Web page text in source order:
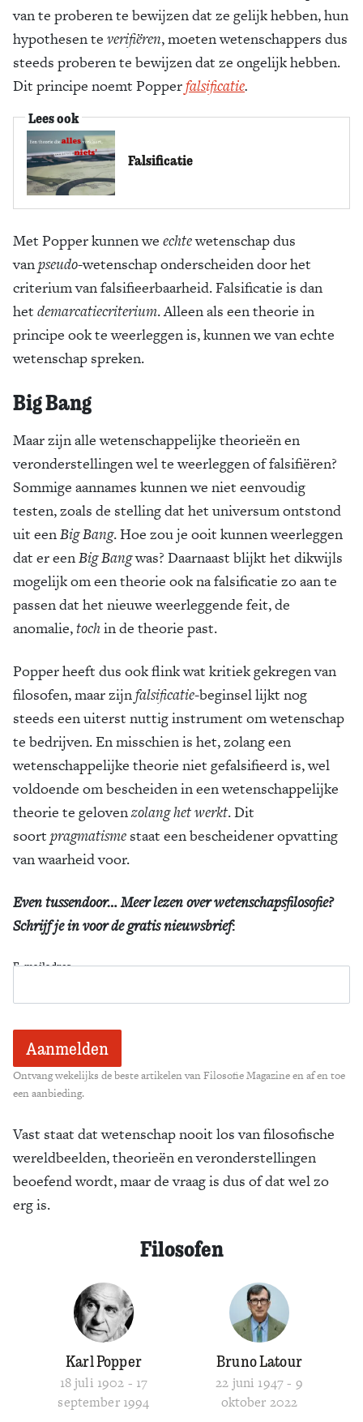
van te proberen te bewijzen dat ze gelijk hebben, hun
hypothesen te verifiëren, moeten wetenschappers dus
steeds proberen te bewijzen dat ze ongelijk hebben.
Dit principe noemt Popperfalsificatie.
Lees ook
Falsificatie
Met Popper kunnen we echtewetenschap dus
vanpseudo-wetenschap onderscheiden door het
criterium van falsifieerbaarheid. Falsificatie is dan
het demarcatiecriterium. Alleen als een theorie in
principe ook te weerleggen is, kunnen we van echte
wetenschap spreken.
Big Bang
Maar zijn alle wetenschappelijke theorieën en
veronderstellingen wel te weerleggen of falsifiëren?
Sommige aannames kunnen we niet eenvoudig
testen, zoals de stelling dat het universum ontstond
uit eenBig Bang. Hoe zou je ooit kunnen weerleggen
dat er eenBig Bangwas? Daarnaast blijkt het dikwijls
mogelijk om een theorie ook na falsificatie zo aan te
passen dat het nieuwe weerleggende feit, de
anomalie,tochin de theorie past.
Popper heeft dus ook flink wat kritiek gekregen van
filosofen, maar zijnfalsificatie-beginsel lijkt nog
steeds een uiterst nuttig instrument om wetenschap
te bedrijven. En misschien is het, zolang een
wetenschappelijke theorie niet gefalsifieerd is, wel
voldoende om bescheiden in een wetenschappelijke
theorie te gelovenzolang het werkt. Dit
soort pragmatisme staat een bescheidener opvatting
van waarheid voor.
Even tussendoor… Meer lezen over wetenschapsfilosofie?
Schrijf je in voor de gratis nieuwsbrief:
E-mailadres
Ontvang wekelijks de beste artikelen van Filosofie Magazine en af en toe
een aanbieding.
Vast staat dat wetenschap nooit los van filosofische
wereldbeelden, theorieën en veronderstellingen
beoefend wordt, maar de vraag is dus of dat wel zo
erg is.
Filosofen
Karl Popper
18 juli 1902 - 17
september 1994
Bruno Latour
22 juni 1947 - 9
oktober 2022